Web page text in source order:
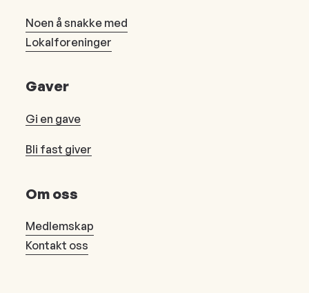
Noen å snakke med
Lokalforeninger
Gaver
Gi en gave
Bli fast giver
Om oss
Medlemskap
Kontakt oss